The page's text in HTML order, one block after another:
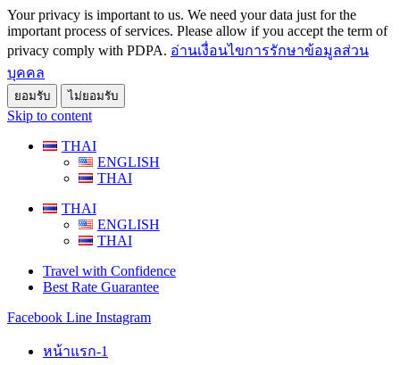
Your privacy is important to us. We need your data just for the
important process of services. Please allow if you accept the term of
privacy comply with PDPA. อ่านเงื่อนไขการรักษาข้อมูลส่วน
บุคคล
ยอมรับ ไม่ยอมรับ
Skip to content
THAI
ENGLISH
THAI
THAI
ENGLISH
THAI
Travel with Confidence
Best Rate Guarantee
Facebook Line Instagram
หน้าแรก-1